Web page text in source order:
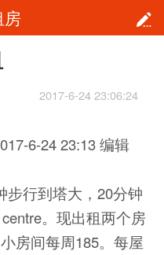
房
2017-6-24 23:06:24
6-24 23:13 编辑
步行到塔大，20分钟
。现出租两个房
房间每周185。每屋